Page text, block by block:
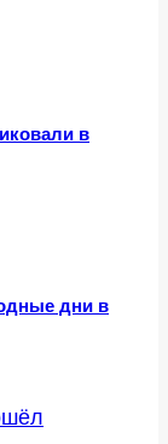
в
дни в